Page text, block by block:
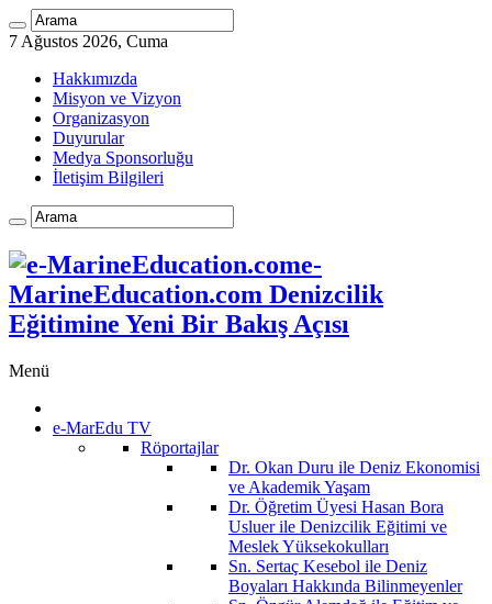
7 Ağustos 2026, Cuma
Hakkımızda
Misyon ve Vizyon
Organizasyon
Duyurular
Medya Sponsorluğu
İletişim Bilgileri
e-
MarineEducation.com Denizcilik
Eğitimine Yeni Bir Bakış Açısı
Menü
e-MarEdu TV
Röportajlar
Dr. Okan Duru ile Deniz Ekonomisi
ve Akademik Yaşam
Dr. Öğretim Üyesi Hasan Bora
Usluer ile Denizcilik Eğitimi ve
Meslek Yüksekokulları
Sn. Sertaç Kesebol ile Deniz
Boyaları Hakkında Bilinmeyenler